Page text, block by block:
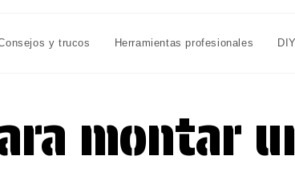
y trucos Herramientas profesionales
montar